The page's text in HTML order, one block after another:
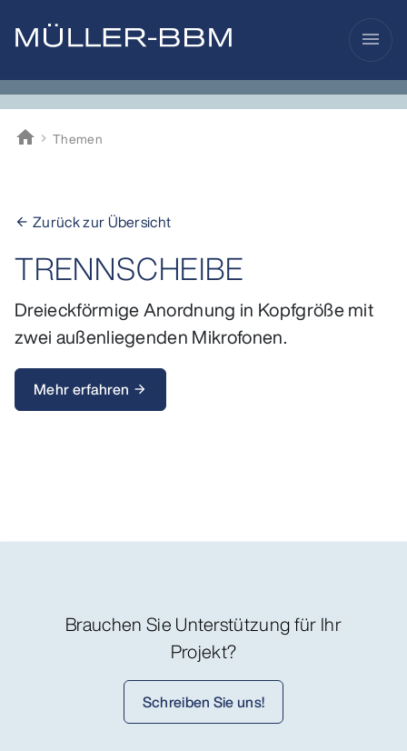
menu
home
Müller-BBM
Themen
arrow_back Zurück zur Übersicht
TRENNSCHEIBE
Dreieckförmige Anordnung in Kopfgröße mit
zwei außenliegenden Mikrofonen.
Mehr erfahren arrow_forward
Brauchen Sie Unterstützung für Ihr
Projekt?
Schreiben Sie uns!